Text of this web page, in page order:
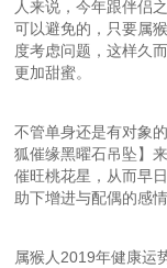
人来说，今年跟伴侣
可以避免的，只要属
度考虑问题，这样久
更加甜蜜。
不管单身还是有对象
狐催缘黑曜石吊坠】
催旺桃花星，从而早
助下增进与配偶的感
属猴人2019年健康运